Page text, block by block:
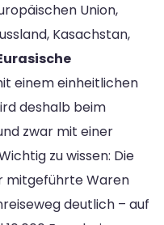
Union,
Kasachstan,
einem einheitlichen
deshalb beim
zwar mit einer
zu wissen: Die
mitgeführte Waren
deutlich – auf